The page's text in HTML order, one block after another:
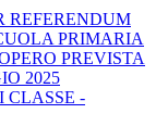
REFERENDUM
PRIMARIA
PREVISTA
2025
CLASSE -